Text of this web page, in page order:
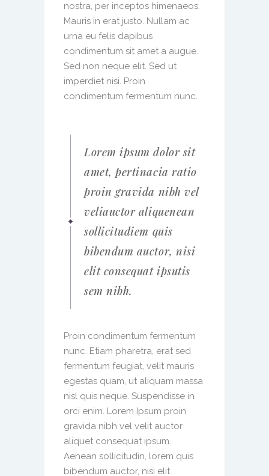
nostra, per inceptos himenaeos.
Mauris in erat justo. Nullam ac
urna eu felis dapibus
condimentum sit amet a augue.
Sed non neque elit. Sed ut
imperdiet nisi. Proin
condimentum fermentum nunc.
Lorem ipsum dolor sit
amet, pertinacia ratio
proin gravida nibh vel
veliauctor aliquenean
sollicitudiem quis
bibendum auctor, nisi
elit consequat ipsutis
sem nibh.
Proin condimentum fermentum
nunc. Etiam pharetra, erat sed
fermentum feugiat, velit mauris
egestas quam, ut aliquam massa
nisl quis neque. Suspendisse in
orci enim. Lorem Ipsum proin
gravida nibh vel velit auctor
aliquet consequat ipsum.
Aenean sollicitudin, lorem quis
bibendum auctor, nisi elit